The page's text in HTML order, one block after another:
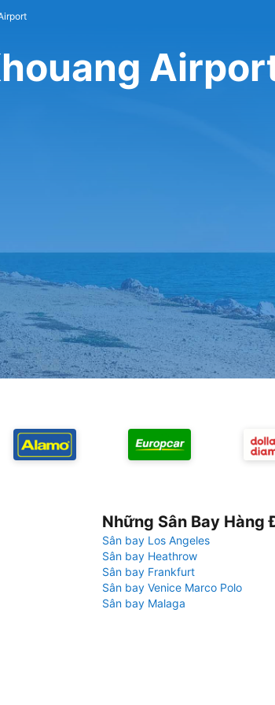
Những Sân Bay Hàng
Sân bay Los Angeles
Sân bay Heathrow
Sân bay Frankfurt
Sân bay Venice Marco Polo
Sân bay Malaga